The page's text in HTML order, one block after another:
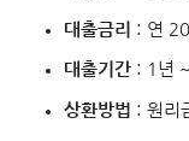
대출금리 : 연
대출기간: 1년
상환방법 : 원리